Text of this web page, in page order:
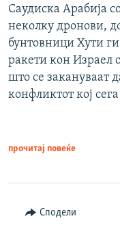
Саудиска Арабија
неколку дронови,
бунтовници Хути
ракети кон Израел
што се закануваат
конфликтот кој
прочитај повеќе
Сподели